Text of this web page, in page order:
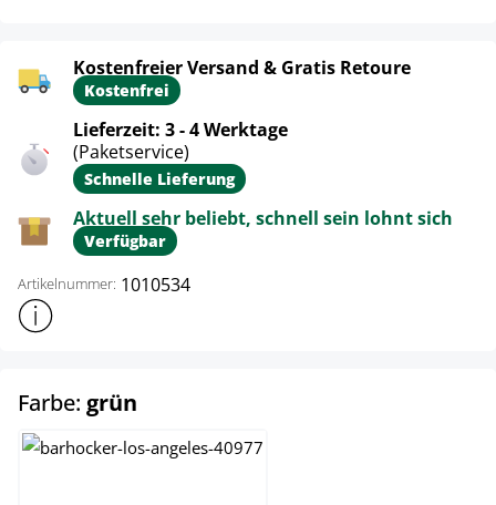
Kostenfreier Versand & Gratis Retoure
Kostenfrei
Lieferzeit: 3 - 4 Werktage
(Paketservice)
Schnelle Lieferung
Aktuell sehr beliebt, schnell sein lohnt sich
Verfügbar
Artikelnummer: 1010534
Weitere Produktinformationen anzeigen
Farbe: grün